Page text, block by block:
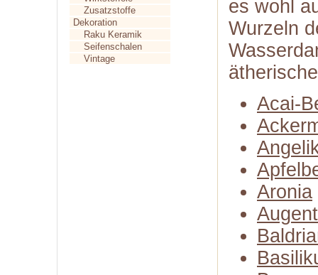
Zusatzstoffe
Dekoration
Raku Keramik
Seifenschalen
Vintage
es wohl
Wurzeln
Acai-
Aronia